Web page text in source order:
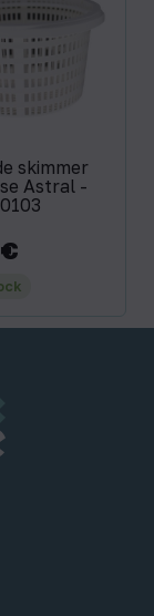
skimmer
Astral -